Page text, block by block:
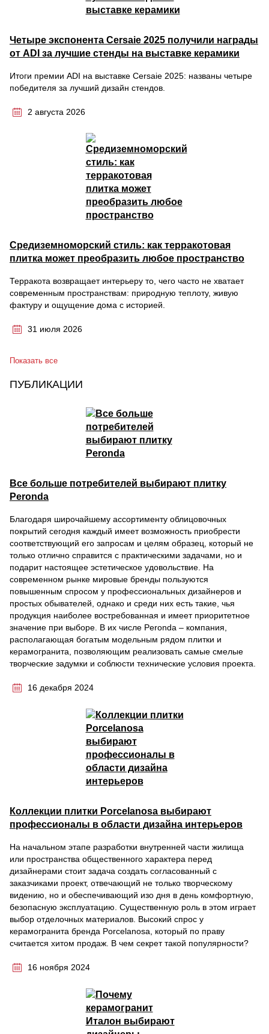
Четыре экспонента Cersaie 2025 получили награды
от ADI за лучшие стенды на выставке керамики
Итоги премии ADI на выставке Cersaie 2025: названы четыре
победителя за лучший дизайн стендов.
2 августа 2026
Средиземноморский стиль: как терракотовая
плитка может преобразить любое пространство
Терракота возвращает интерьеру то, чего часто не хватает
современным пространствам: природную теплоту, живую
фактуру и ощущение дома с историей.
31 июля 2026
Показать все
ПУБЛИКАЦИИ
Все больше потребителей выбирают плитку
Peronda
Благодаря широчайшему ассортименту облицовочных
покрытий сегодня каждый имеет возможность приобрести
соответствующий его запросам и целям образец, который не
только отлично справится с практическими задачами, но и
подарит настоящее эстетическое удовольствие. На
современном рынке мировые бренды пользуются
повышенным спросом у профессиональных дизайнеров и
простых обывателей, однако и среди них есть такие, чья
продукция наиболее востребованная и имеет приоритетное
значение при выборе. В их числе Peronda – компания,
располагающая богатым модельным рядом плитки и
керамогранита, позволяющим реализовать самые смелые
творческие задумки и соблюсти технические условия проекта.
16 декабря 2024
Коллекции плитки Porcelanosa выбирают
профессионалы в области дизайна интерьеров
На начальном этапе разработки внутренней части жилища
или пространства общественного характера перед
дизайнерами стоит задача создать согласованный с
заказчиками проект, отвечающий не только творческому
видению, но и обеспечивающий изо дня в день комфортную,
безопасную эксплуатацию. Существенную роль в этом играет
выбор отделочных материалов. Высокий спрос у
керамогранита бренда Porcelanosa, который по праву
считается хитом продаж. В чем секрет такой популярности?
16 ноября 2024